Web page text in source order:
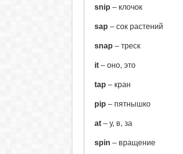
snip – клочок
sap – сок растений
snap – треск
it– оно, это
tap – кран
pip – пятнышко
at– у, в, за
spin – вращение